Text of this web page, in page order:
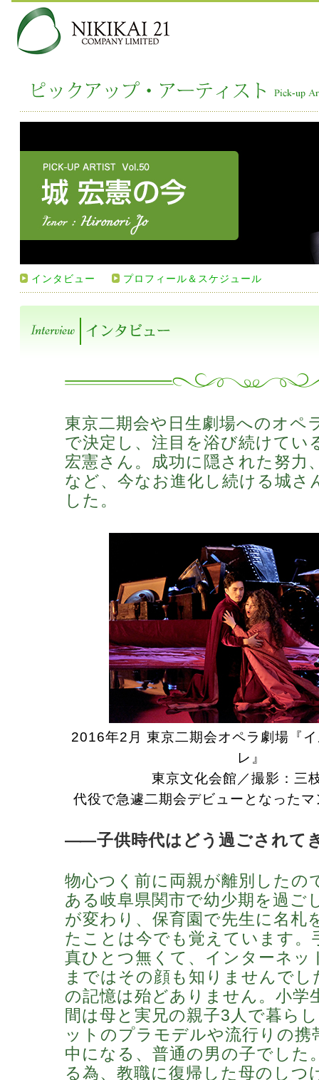
インタビュー プロフィール＆スケジュール
東京二期会や日生劇場へのオペ
で決定し、注目を浴び続けてい
宏憲さん。成功に隠された努力
など、今なお進化し続ける城さ
した。
2016年2月 東京二期会オペラ劇場『
レ』
東京文化会館／撮影：三
代役で急遽二期会デビューとなった
――子供時代はどう過ごされて
物心つく前に両親が離別したの
ある岐阜県関市で幼少期を過ご
が変わり、保育園で先生に名札
たことは今でも覚えています。
真ひとつ無くて、インターネッ
まではその顔も知りませんでし
の記憶は殆どありません。小学
間は母と実兄の親子3人で暮ら
ットのプラモデルや流行りの携
中になる、普通の男の子でした
る為、教職に復帰した母のしつ